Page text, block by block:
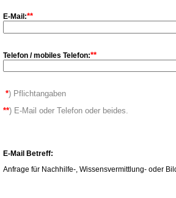
E-Mail:**
Telefon / mobiles Telefon:**
*) Pflichtangaben
**) E-Mail oder Telefon oder beides.
E-Mail Betreff:
Anfrage für Nachhilfe-, Wissensvermittlung- oder